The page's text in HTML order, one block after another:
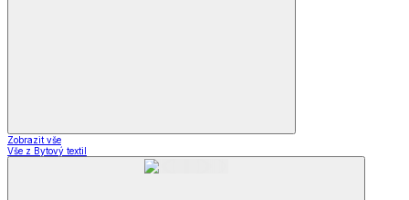
Zobrazit vše
Vše z Bytový textil